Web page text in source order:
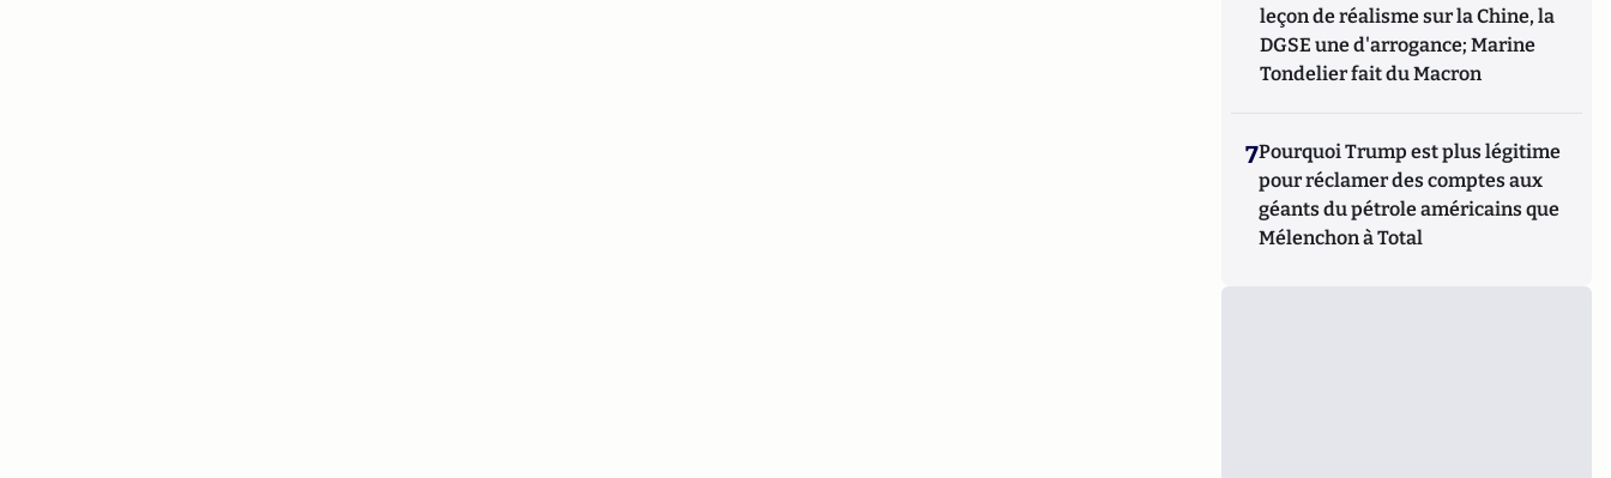
leçon de réalisme sur la Chine, la
DGSE une d'arrogance; Marine
Tondelier fait du Macron
7Pourquoi Trump est plus légitime
pour réclamer des comptes aux
géants du pétrole américains que
Mélenchon à Total